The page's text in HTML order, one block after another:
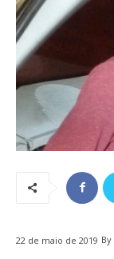
22 de maio de 2019 By